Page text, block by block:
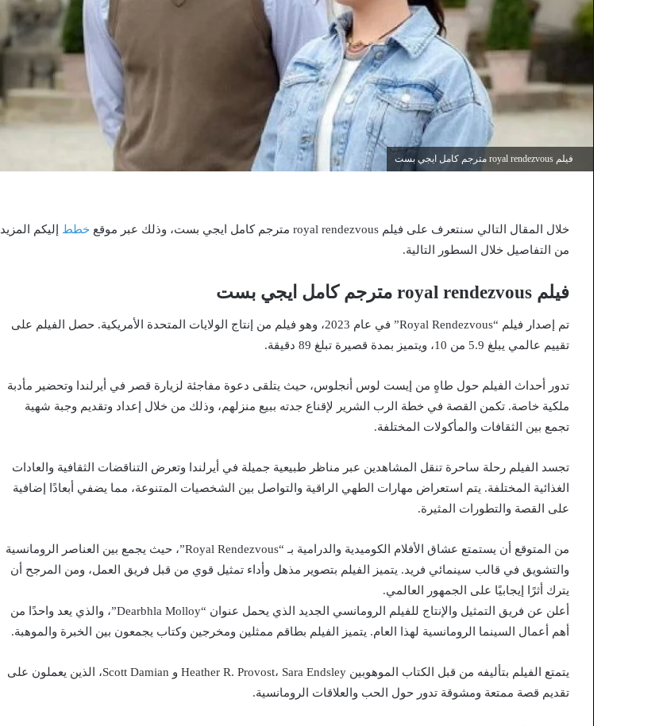
فيلم royal rendezvous مترجم كامل ايجي بست
خلال المقال التالي سنتعرف على فيلم royal rendezvous مترجم كامل ايجي بست، وذلك عبر موقع خطط إليكم المزيد
من التفاصيل خلال السطور التالية.
فيلم royal rendezvous مترجم كامل ايجي بست
تم إصدار فيلم “Royal Rendezvous” في عام 2023، وهو فيلم من إنتاج الولايات المتحدة الأمريكية. حصل الفيلم على
تقييم عالمي يبلغ 5.9 من 10، ويتميز بمدة قصيرة تبلغ 89 دقيقة.
تدور أحداث الفيلم حول طاهٍ من إيست لوس أنجلوس، حيث يتلقى دعوة مفاجئة لزيارة قصر في أيرلندا وتحضير مأدبة
ملكية خاصة. تكمن القصة في خطة الرب الشرير لإقناع جدته ببيع منزلهم، وذلك من خلال إعداد وتقديم وجبة شهية
تجمع بين الثقافات والمأكولات المختلفة.
تجسد الفيلم رحلة ساحرة تنقل المشاهدين عبر مناظر طبيعية جميلة في أيرلندا وتعرض التناقضات الثقافية والعادات
الغذائية المختلفة. يتم استعراض مهارات الطهي الراقية والتواصل بين الشخصيات المتنوعة، مما يضفي أبعادًا إضافية
على القصة والتطورات المثيرة.
من المتوقع أن يستمتع عشاق الأفلام الكوميدية والدرامية بـ “Royal Rendezvous”، حيث يجمع بين العناصر الرومانسية
والتشويق في قالب سينمائي فريد. يتميز الفيلم بتصوير مذهل وأداء تمثيل قوي من قبل فريق العمل، ومن المرجح أن
يترك أثرًا إيجابيًا على الجمهور العالمي.
أعلن عن فريق التمثيل والإنتاج للفيلم الرومانسي الجديد الذي يحمل عنوان “Dearbhla Molloy”، والذي يعد واحدًا من
أهم أعمال السينما الرومانسية لهذا العام. يتميز الفيلم بطاقم ممثلين ومخرجين وكتاب يجمعون بين الخبرة والموهبة.
يتمتع الفيلم بتأليفه من قبل الكتاب الموهوبين Heather R. Provost، Sara Endsley و Scott Damian، الذين يعملون على
تقديم قصة ممتعة ومشوقة تدور حول الحب والعلاقات الرومانسية.